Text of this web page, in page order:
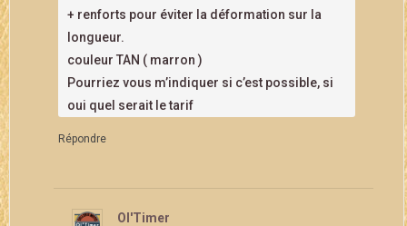
+ renforts pour éviter la déformation sur la
longueur.
couleur TAN ( marron )
Pourriez vous m’indiquer si c’est possible, si
oui quel serait le tarif
Répondre
Ol'Timer